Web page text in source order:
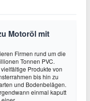
Motoröl mit
Firmen rund um die
Tonnen PVC.
Produkte von
bis hin zu
und Bodenbelägen.
einmal kaputt